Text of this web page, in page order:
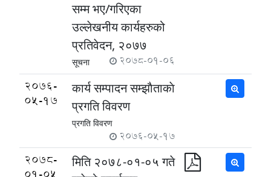
सम्म भए/गरिएका
उल्लेखनीय कार्यहरुको
प्रतिवेदन, २०७७
सूचना 2078-01-06
2076-
05-17
कार्य सम्पादन सम्झाैताकाे
प्रगति विवरण
प्रगति विवरण
2076-05-17
2078-
मिति २०७८-०१-०५ गते